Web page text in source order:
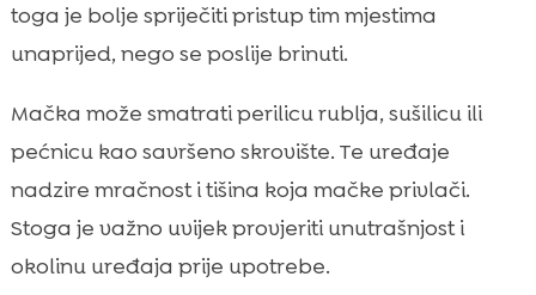
toga je bolje spriječiti pristup tim mjestima
unaprijed, nego se poslije brinuti.
Mačka može smatrati perilicu rublja, sušilicu ili
pećnicu kao savršeno skrovište. Te uređaje
nadzire mračnost i tišina koja mačke privlači.
Stoga je važno uvijek provjeriti unutrašnjost i
okolinu uređaja prije upotrebe.